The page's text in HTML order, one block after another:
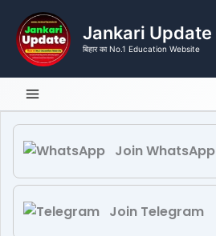
content
Jankari Update
बिहार का No.1 Education Website
Join WhatsApp
Join Telegram